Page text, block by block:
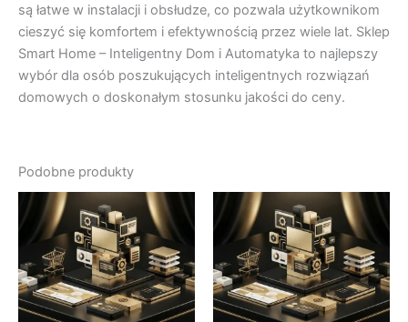
są łatwe w instalacji i obsłudze, co pozwala użytkownikom
cieszyć się komfortem i efektywnością przez wiele lat. Sklep
Smart Home – Inteligentny Dom i Automatyka to najlepszy
wybór dla osób poszukujących inteligentnych rozwiązań
domowych o doskonałym stosunku jakości do ceny.
Podobne produkty